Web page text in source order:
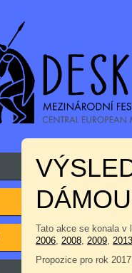
Tato akce se konala v
2006, 2008, 2009, 2013
Propozice pro rok